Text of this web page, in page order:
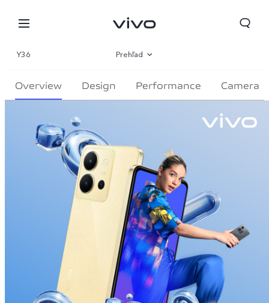
Slovakia | Vybrať krajinu/región
Y36 Prehľad
Galéria
Overview Design Performance Camera